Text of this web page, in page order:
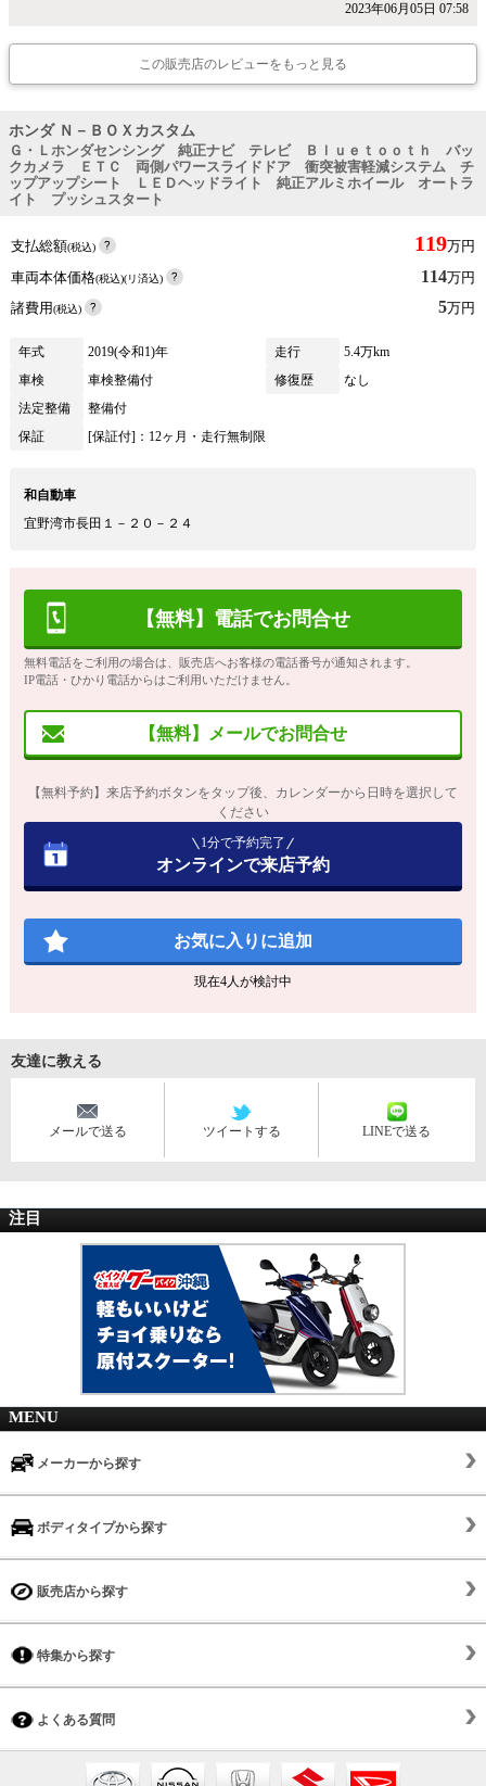
2023年06月05日 07:58
この販売店のレビューをもっと見る
ホンダ Ｎ－ＢＯＸカスタム
Ｇ・Ｌホンダセンシング 純正ナビ テレビ Ｂｌｕｅｔｏｏｔｈ バッ
クカメラ ＥＴＣ 両側パワースライドドア 衝突被害軽減システム チ
ップアップシート ＬＥＤヘッドライト 純正アルミホイール オートラ
イト プッシュスタート
支払総額(税込) 119万円
車両本体価格(税込)(リ済込) 114万円
諸費用(税込) 5万円
年式 2019(令和1)年 走行
5.4万km
車検
車検整備付 修復歴
なし
法定整備
整備付
保証
[保証付]：12ヶ月・走行無制限
和自動車
宜野湾市長田１－２０－２４
【無料】電話でお問合せ
無料電話をご利用の場合は、販売店へお客様の電話番号が通知されます。
IP電話・ひかり電話からはご利用いただけません。
【無料】メールでお問合せ
【無料予約】来店予約ボタンをタップ後、カレンダーから日時を選択して
ください
1分で予約完了
オンラインで来店予約
お気に入りに追加
現在4人が検討中
友達に教える
メールで送る ツイートする LINEで送る
注目
MENU
メーカーから探す
ボディタイプから探す
販売店から探す
特集から探す
よくある質問